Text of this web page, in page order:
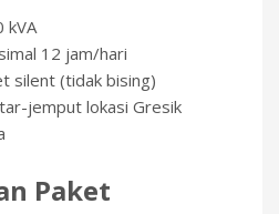
kVA
12 jam/hari
silent (tidak bising)
jemput lokasi Gresik
Paket